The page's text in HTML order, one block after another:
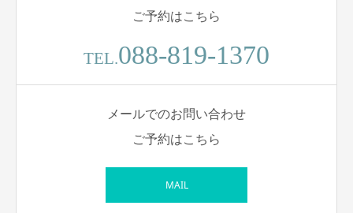
ご予約はこちら
TEL.088-819-1370
メールでのお問い合わせ
ご予約はこちら
MAIL